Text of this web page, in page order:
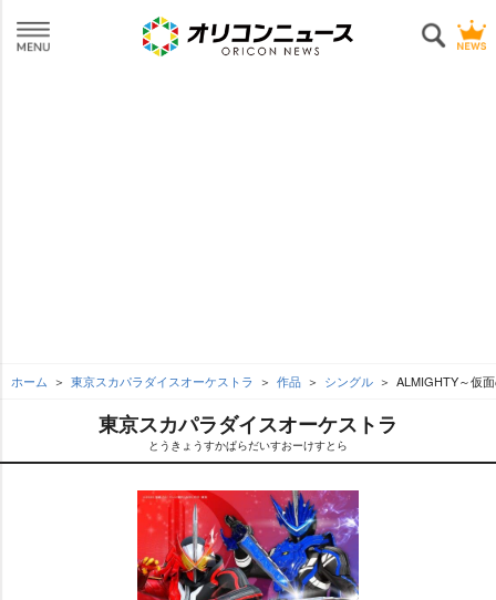
ホーム 東京スカパラダイスオーケストラ 作品 シングル ALMIGHTY～仮
東京スカパラダイスオーケストラ
とうきょうすかぱらだいすおーけすとら